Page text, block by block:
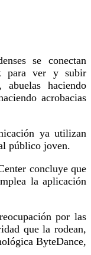
se conectan
para ver y subir
abuelas haciendo
acrobacias
ya utilizan
público joven.
concluye que
la aplicación
por las
que la rodean,
ByteDance,